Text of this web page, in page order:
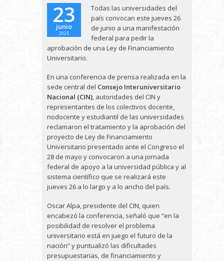
23
junio
2025
Todas las universidades del
país convocan este jueves 26
de junio a una manifestación
federal para pedir la
aprobación de una Ley de Financiamiento
Universitario.
En una conferencia de prensa realizada en la
sede central del Consejo Interuniversitario
Nacional (CIN), autoridades del CIN y
representantes de los colectivos docente,
nodocente y estudiantil de las universidades
reclamaron el tratamiento y la aprobación del
proyecto de Ley de Financiamiento
Universitario presentado ante el Congreso el
28 de mayo y convocaron a una jornada
federal de apoyo a la universidad pública y al
sistema científico que se realizará este
jueves 26 a lo largo y a lo ancho del país.
Oscar Alpa, presidente del CIN, quien
encabezó la conferencia, señaló que “en la
posibilidad de resolver el problema
universitario está en juego el futuro de la
nación” y puntualizó las dificultades
presupuestarias, de financiamiento y